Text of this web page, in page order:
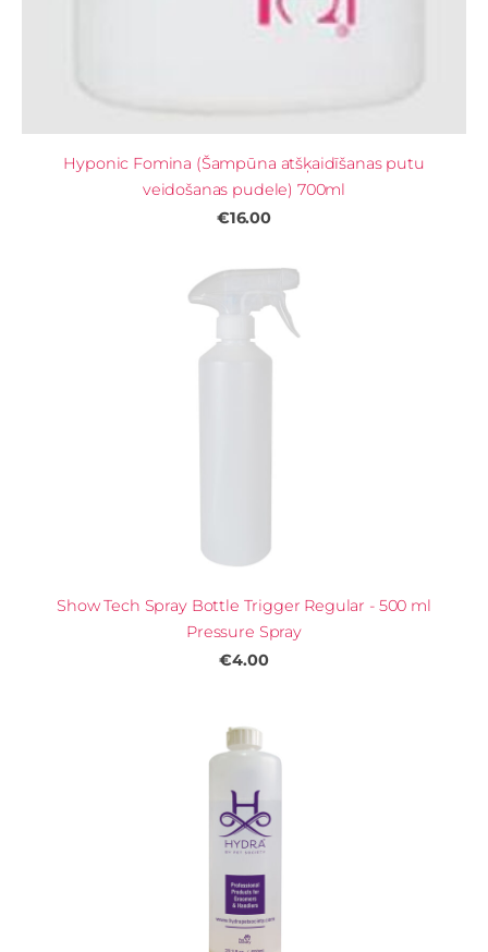
Hyponic Fomina (Šampūna atšķaidīšanas putu
veidošanas pudele) 700ml
€16.00
Show Tech Spray Bottle Trigger Regular - 500 ml
Pressure Spray
€4.00